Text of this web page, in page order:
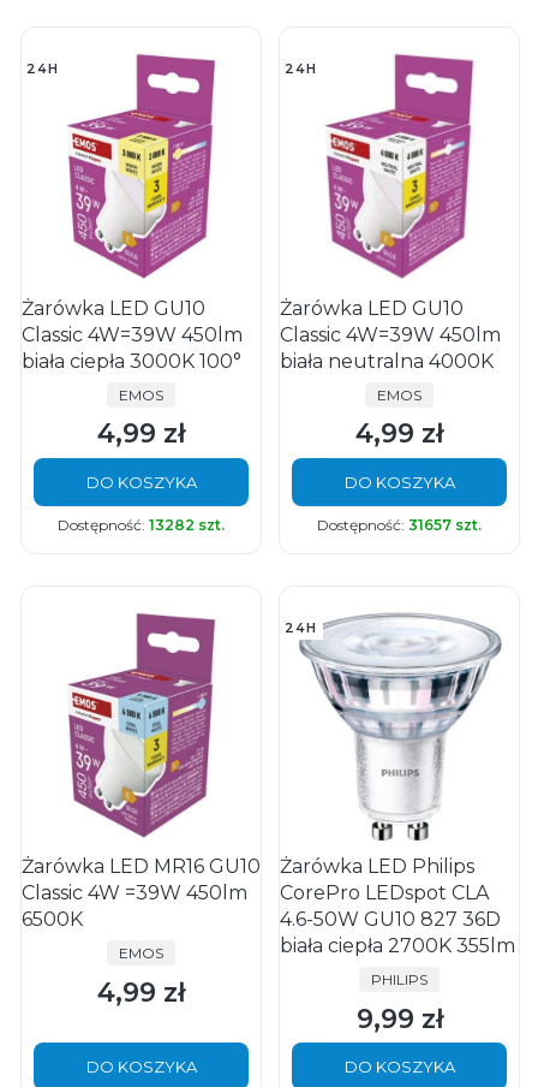
24H
Żarówka LED GU10
Classic 4W=39W 450lm
biała ciepła 3000K 100°
PRODUCENT
EMOS
Cena
4,99 zł
DO KOSZYKA
Dostępność: 13282 szt.
24H
Żarówka LED GU10
Classic 4W=39W 450lm
biała neutralna 4000K
PRODUCENT
EMOS
Cena
4,99 zł
DO KOSZYKA
Dostępność: 31657 szt.
Żarówka LED MR16 GU10
Classic 4W =39W 450lm
6500K
PRODUCENT
EMOS
Cena
4,99 zł
DO KOSZYKA
24H
Żarówka LED Philips
CorePro LEDspot CLA
4.6-50W GU10 827 36D
biała ciepła 2700K 355lm
PRODUCENT
PHILIPS
Cena
9,99 zł
DO KOSZYKA